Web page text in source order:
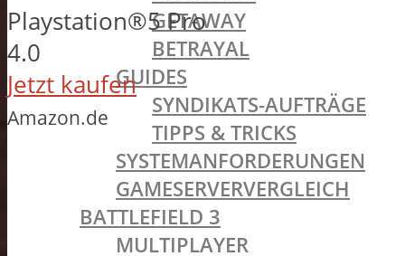
GETAWAY
BETRAYAL
GUIDES
SYNDIKATS-AUFTRÄGE
TIPPS & TRICKS
SYSTEMANFORDERUNGEN
GAMESERVERVERGLEICH
BATTLEFIELD 3
MULTIPLAYER
Playstation®5 Pro
4.0
Jetzt kaufen
Amazon.de